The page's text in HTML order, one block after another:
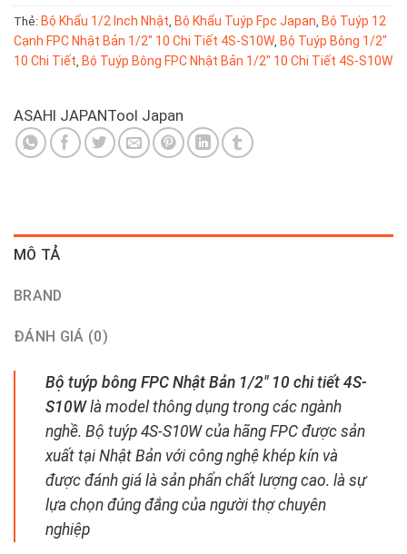
Thẻ: Bộ Khẩu 1/2 Inch Nhật, Bộ Khẩu Tuýp Fpc Japan, Bộ Tuýp 12
Cạnh FPC Nhật Bản 1/2″ 10 Chi Tiết 4S-S10W, Bộ Tuýp Bông 1/2"
10 Chi Tiết, Bộ Tuýp Bông FPC Nhật Bản 1/2″ 10 Chi Tiết 4S-S10W
ASAHI JAPANTool Japan
MÔ TẢ
BRAND
ĐÁNH GIÁ (0)
Bộ tuýp bông FPC Nhật Bản 1/2″ 10 chi tiết 4S-
S10W là model thông dụng trong các ngành
nghề. Bộ tuýp 4S-S10W của hãng FPC được sản
xuất tại Nhật Bản với công nghệ khép kín và
được đánh giá là sản phẩn chất lượng cao. là sự
lựa chọn đúng đắng của người thợ chuyên
nghiệp